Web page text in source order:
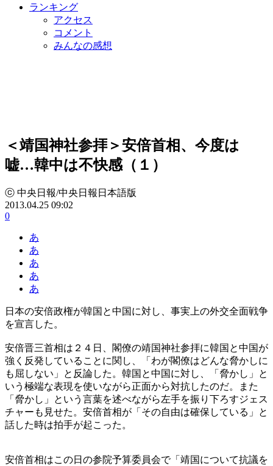
ランキング
アクセス
コメント
みんなの感想
＜靖国神社参拝＞安倍首相、今度は
嘘…韓中は不快感（１）
ⓒ 中央日報/中央日報日本語版
2013.04.25 09:02
0
あ
あ
あ
あ
あ
日本の安倍政権が韓国と中国に対し、事実上の外交全面戦争
を宣言した。
安倍晋三首相は２４日、閣僚の靖国神社参拝に韓国と中国が
強く反発していることに関し、「わが閣僚はどんな脅かしに
も屈しない」と反論した。韓国と中国に対し、「脅かし」と
いう極端な表現を使いながら正面から対抗したのだ。また
「脅かし」という言葉を述べながら左手を振り下ろすジェス
チャーも見せた。安倍首相が「その自由は確保している」と
話した時は拍手が起こった。
安倍首相はこの日の参院予算委員会で「靖国について抗議を